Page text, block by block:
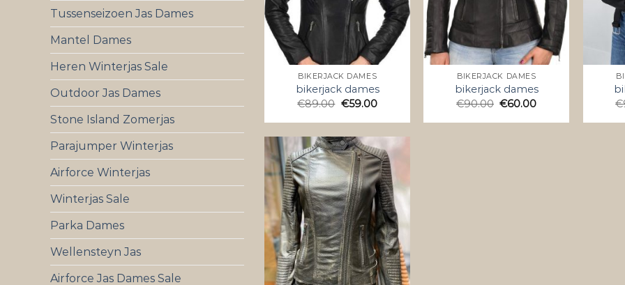
Tussenseizoen Jas Dames
Mantel Dames
Heren Winterjas Sale
Outdoor Jas Dames
Stone Island Zomerjas
Parajumper Winterjas
Airforce Winterjas
Winterjas Sale
Parka Dames
Wellensteyn Jas
Airforce Jas Dames Sale
BIKERJACK DAMES
bikerjack dames
€89.00 €59.00
BIKERJACK DAMES
bikerjack dames
€90.00 €60.00
€